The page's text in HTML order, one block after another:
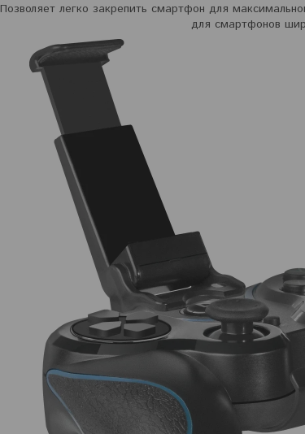
Позволяет легко закрепить смартфон для
для смартфонов